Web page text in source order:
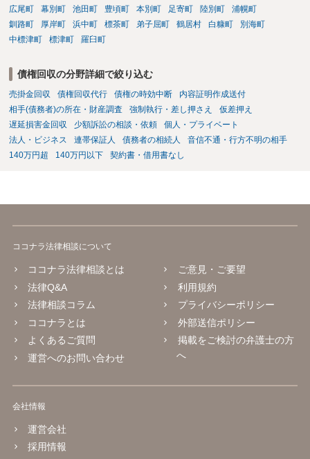
広尾町
幕別町 池田町 豊頃町 本別町 足寄町 陸別町
浦幌町
釧路町
厚岸町 浜中町 標茶町 弟子屈町 鶴居村 白糠町
別海町
中標津町
標津町 羅臼町
債権回収の分野詳細で絞り込む
売掛金回収 債権回収代行 債権の時効中断
内容証明作成送付
相手(債務者)の所在・財産調査
強制執行・差し押さえ
仮差押え
遅延損害金回収
少額訴訟の相談・依頼
個人・プライベート
法人・ビジネス
連帯保証人 債務者の相続人
音信不通・行方不明の相手
140万円超
140万円以下 契約書・借用書なし
ココナラ法律相談について
ココナラ法律相談とは
法律Q&A
法律相談コラム
ココナラとは
よくあるご質問
運営へのお問い合わせ
ご意見・ご要望
利用規約
プライバシーポリシー
外部送信ポリシー
掲載をご検討の弁護士の方
へ
会社情報
運営会社
採用情報